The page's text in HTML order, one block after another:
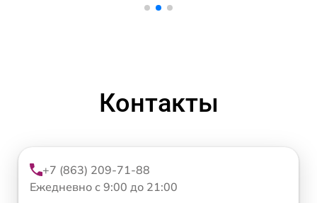
Контакты
+7 (863) 209-71-88
Ежедневно с 9:00 до 21:00